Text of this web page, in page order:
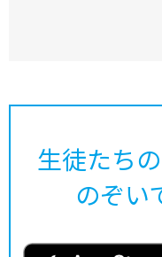
生徒たち
のぞい